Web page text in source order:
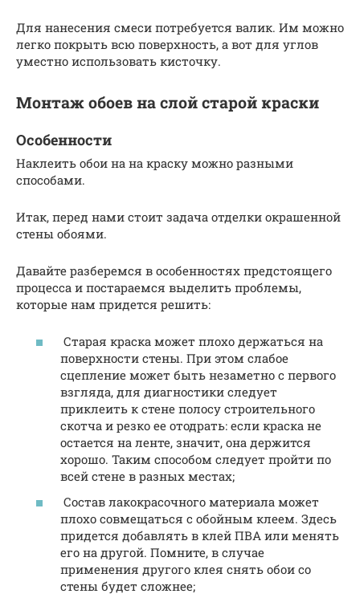
Для нанесения смеси потребуется валик. Им можно
легко покрыть всю поверхность, а вот для углов
уместно использовать кисточку.
Монтаж обоев на слой старой краски
Особенности
Наклеить обои на на краску можно разными
способами.
Итак, перед нами стоит задача отделки окрашенной
стены обоями.
Давайте разберемся в особенностях предстоящего
процесса и постараемся выделить проблемы,
которые нам придется решить:
Старая краска может плохо держаться на
поверхности стены. При этом слабое
сцепление может быть незаметно с первого
взгляда, для диагностики следует
приклеить к стене полосу строительного
скотча и резко ее отодрать: если краска не
остается на ленте, значит, она держится
хорошо. Таким способом следует пройти по
всей стене в разных местах;
Состав лакокрасочного материала может
плохо совмещаться с обойным клеем. Здесь
придется добавлять в клей ПВА или менять
его на другой. Помните, в случае
применения другого клея снять обои со
стены будет сложнее;